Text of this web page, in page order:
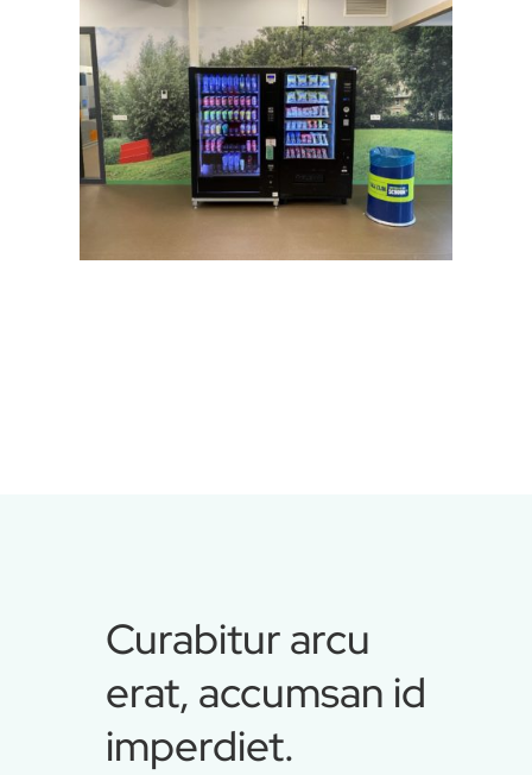
Curabitur arcu
erat, accumsan id
imperdiet.